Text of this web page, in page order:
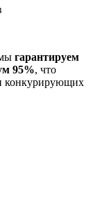
гарантируем
95%, что
конкурирующих